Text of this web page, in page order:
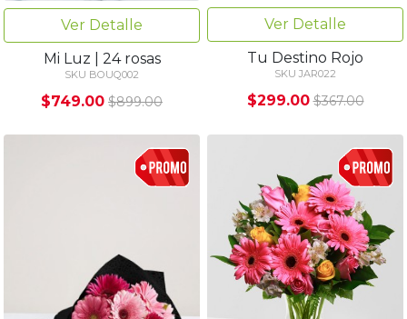
Ver Detalle
Mi Luz | 24 rosas
SKU BOUQ002
$749.00 $899.00
Ver Detalle
Tu Destino Rojo
SKU JAR022
$299.00 $367.00